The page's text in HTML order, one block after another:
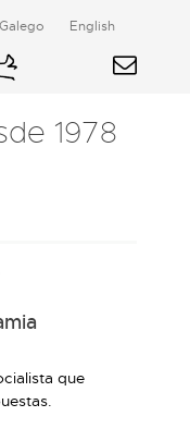
Galego
English
1978
que